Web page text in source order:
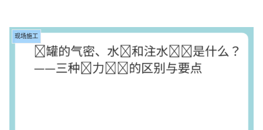
现场施工